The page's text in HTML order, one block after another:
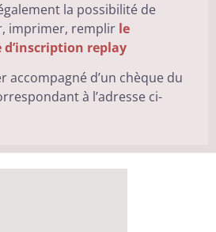
la possibilité de
imprimer, remplir le
replay
accompagné d’un chèque du
à l’adresse ci-